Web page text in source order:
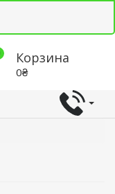
Корзина
0₴